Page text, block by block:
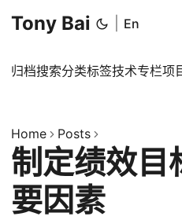
Tony Bai En
归档搜索分类标签技术专栏项
Home Posts
制定绩效目
要因素